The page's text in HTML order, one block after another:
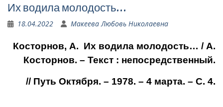
Их водила молодость…
18.04.2022 Макеева Любовь Николаевна
Косторнов, А. Их водила молодость… / А.
Косторнов. – Текст : непосредственный.
// Путь Октября. – 1978. – 4 марта. – С. 4.